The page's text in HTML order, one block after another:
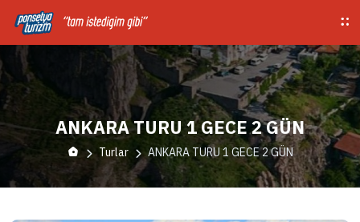
ANKARA TURU 1 GECE 2 GÜN
Turlar ANKARA TURU 1 GECE 2 GÜN